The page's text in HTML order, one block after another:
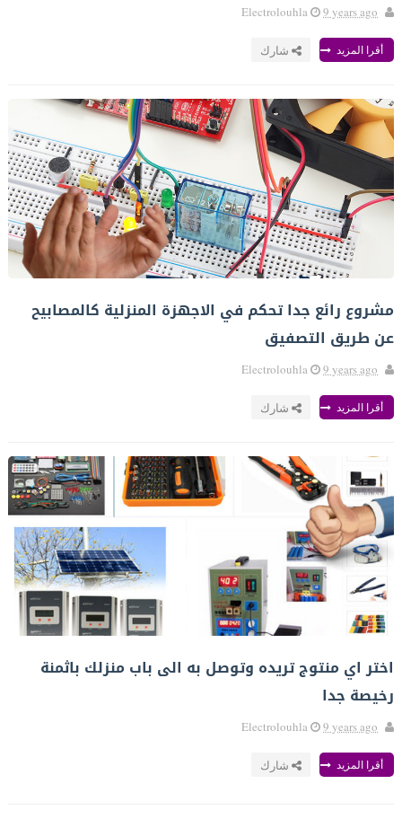
Electrolouhla 9 years ago
أقرا المزيد شارك
مشروع رائع جدا تحكم في الاجهزة المنزلية كالمصابيح
عن طريق التصفيق
Electrolouhla 9 years ago
أقرا المزيد شارك
اختر اي منتوج تريده وتوصل به الى باب منزلك باثمنة
رخيصة جدا
Electrolouhla 9 years ago
أقرا المزيد شارك